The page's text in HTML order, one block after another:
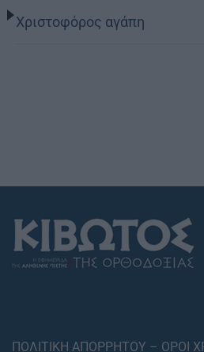
Χριστοφόρος αγάπη
ΠΟΛΙΤΙΚΗ ΑΠΟΡΡΗΤΟΥ – ΟΡΟΙ